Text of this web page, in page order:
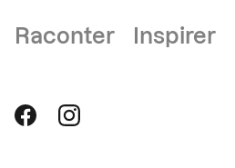
Raconter Inspirer